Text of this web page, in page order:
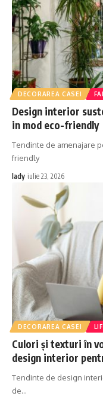
DECORAREA CASEI
Design interior
in mod eco-friendly
Tendinte de amenajare
friendly
lady iulie 23, 2026
DECORAREA CASEI
Culori și texturi în
design interior
Tendinte de design
de…